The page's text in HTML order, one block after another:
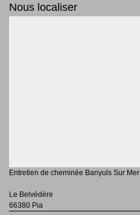
Nous localiser
Entretien de cheminée Banyuls Sur Mer
Le Belvédère
66380 Pia